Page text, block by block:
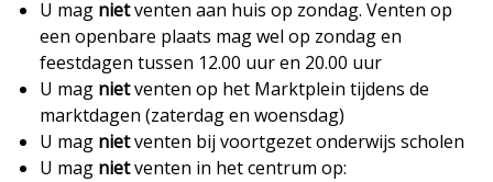
U mag nietventen aan huis op zondag. Venten op
een openbare plaats mag wel op zondag en
feestdagen tussen 12.00 uur en 20.00 uur
U mag nietventen op het Marktplein tijdens de
marktdagen (zaterdag en woensdag)
U mag nietventen bij voortgezet onderwijs scholen
U mag nietventen in het centrum op: